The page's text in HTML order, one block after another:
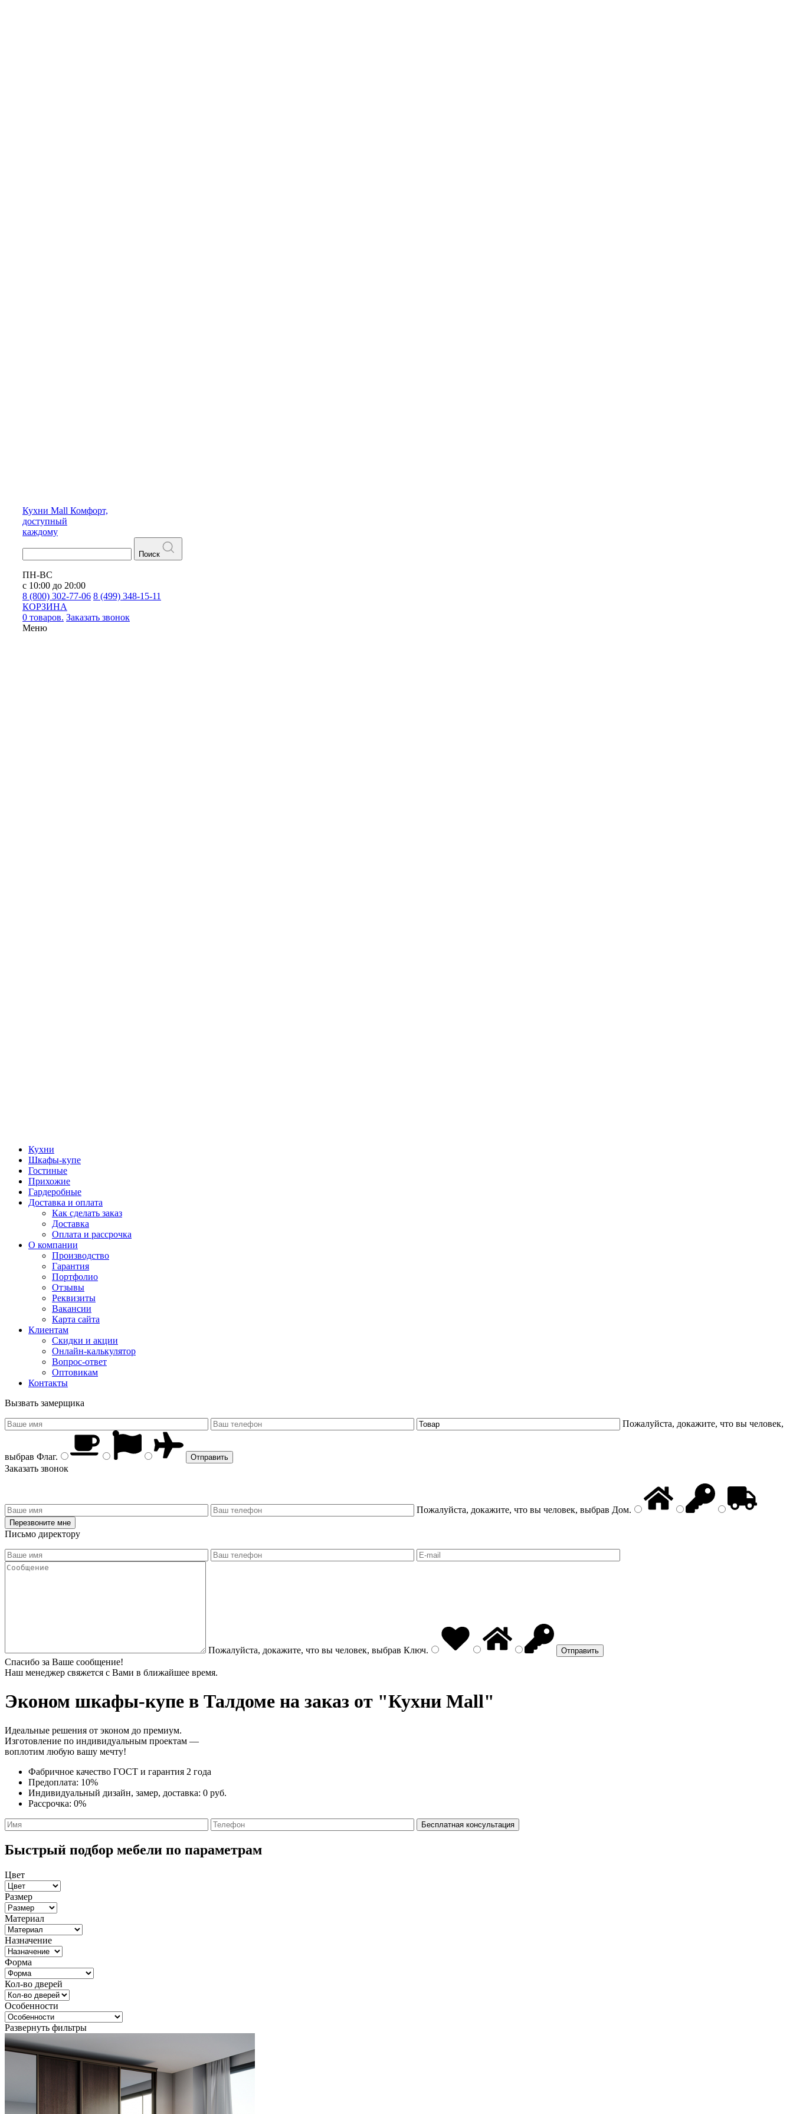
Кухни Mall Комфорт,
доступный
каждому
Поиск
ПН-ВС
с 10:00 до 20:00
8 (800) 302-77-06 8 (499) 348-15-11
КОРЗИНА
0 товаров. Заказать звонок
Меню
Кухни
Шкафы-купе
Гостиные
Прихожие
Гардеробные
Доставка и оплата
Как сделать заказ
Доставка
Оплата и рассрочка
О компании
Производство
Гарантия
Портфолио
Отзывы
Реквизиты
Вакансии
Карта сайта
Клиентам
Скидки и акции
Онлайн-калькулятор
Вопрос-ответ
Оптовикам
Контакты
Вызвать замерщика
Пожалуйста, докажите, что вы человек,
выбрав Флаг.
Заказать звонок
Пожалуйста, докажите, что вы человек, выбрав Дом.
Письмо директору
Пожалуйста, докажите, что вы человек, выбрав Ключ.
Спасибо за Ваше сообщение!
Наш менеджер свяжется с Вами в ближайшее время.
Эконом шкафы-купе в Талдоме на заказ от "Кухни Mall"
Идеальные решения от эконом до премиум.
Изготовление по индивидуальным проектам —
воплотим любую вашу мечту!
Фабричное качество ГОСТ и гарантия 2 года
Предоплата: 10%
Индивидуальный дизайн, замер, доставка: 0 руб.
Рассрочка: 0%
Быстрый подбор мебели по параметрам
Цвет
Размер
Материал
Назначение
Форма
Кол-во дверей
Особенности
Развернуть фильтры